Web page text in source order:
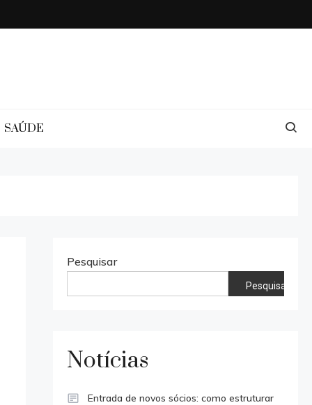
SAÚDE
Pesquisar
Pesquisar
Notícias
Entrada de novos sócios: como estruturar